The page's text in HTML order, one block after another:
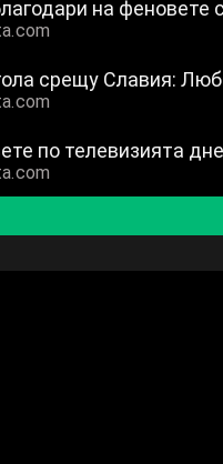
на феновете
срещу Славия:
по телевизията